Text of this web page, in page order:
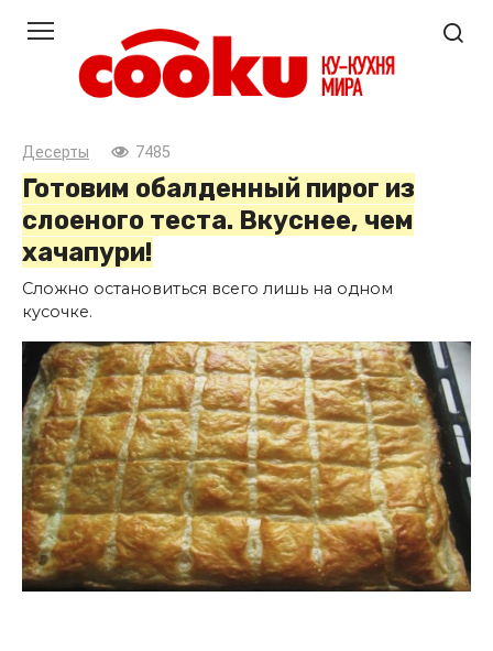
контенту
Десерты 7485
Готовим обалденный пирог из
слоеного теста. Вкуснее, чем
хачапури!
Сложно остановиться всего лишь на одном
кусочке.